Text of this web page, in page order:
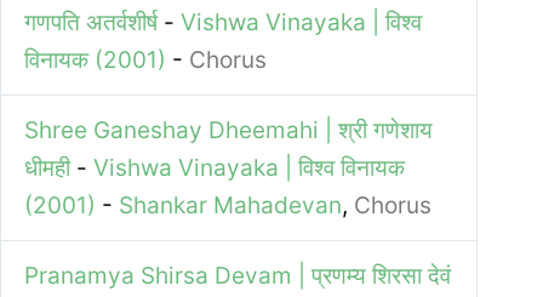
गणपति अतर्वशीर्ष - Vishwa Vinayaka | विश्व
विनायक (2001) - Chorus
Shree Ganeshay Dheemahi | श्री गणेशाय
धीमही - Vishwa Vinayaka | विश्व विनायक
(2001) - Shankar Mahadevan, Chorus
Pranamya Shirsa Devam | प्रणम्य शिरसा देवं